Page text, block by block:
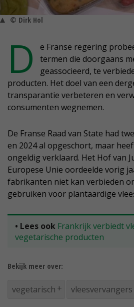
© Dirk Hol
D
e Franse regering
termen die doorgaans
geassocieerd, te
producten. Het doel van een
transparantie verbeteren en
consumenten wegnemen.
De Franse Raad van State had
en 2024 al opgeschort, maar
ongeldig verklaard. Het Hof van
Europese Unie oordeelde vorig
fabrikanten niet kan verbieden
gebruiken voor plantaardige
• Lees ook Frankrijk verbiedt
vegetarische producten
Bekijk meer over:
vegetarisch vleesvervangers